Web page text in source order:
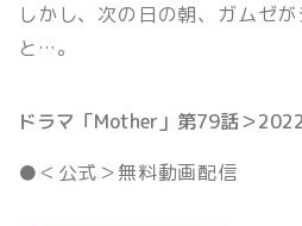
しかし、次の日の朝、ガムゼ
と…。
ドラマ「Mother」第79話＞
●＜公式＞無料動画配信